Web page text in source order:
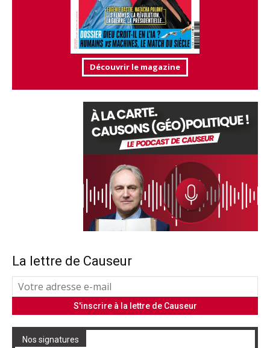
Découvrir le magazine
La lettre de Causeur
Nos signatures